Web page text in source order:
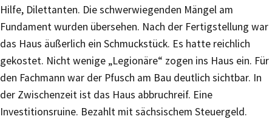
Hilfe, Dilettanten. Die schwerwiegenden Mängel am
Fundament wurden übersehen. Nach der Fertigstellung war
das Haus äußerlich ein Schmuckstück. Es hatte reichlich
gekostet. Nicht wenige „Legionäre“ zogen ins Haus ein. Für
den Fachmann war der Pfusch am Bau deutlich sichtbar. In
der Zwischenzeit ist das Haus abbruchreif. Eine
Investitionsruine. Bezahlt mit sächsischem Steuergeld.